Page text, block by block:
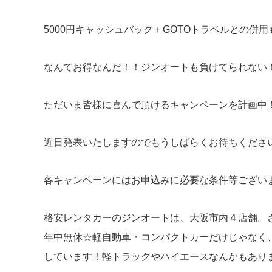
5000円キャッシュバック＋GOTOトラベルとの併用
なんてお得なんだ！！ジンオートも負けてられない
ただいま皆様に喜んで頂けるキャンペーンを計画中
近日発表いたしますのでもうしばらくお待ちくださ
各キャンペーンにはお申込みに必要な条件等ござ
格安レンタカーのジンオートは、大阪市内４店舗
年中無休☆軽自動車・コンパクトカーだけじゃなく
しています！軽トラックやハイエースなんかもあり